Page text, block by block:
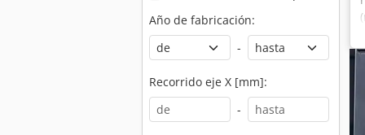
Año de fabricación:
-
Recorrido eje X [mm]:
-